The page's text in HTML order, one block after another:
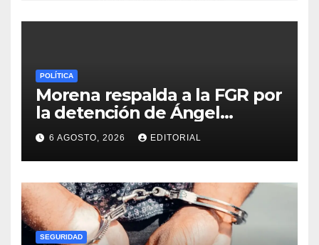
estatal
POLÍTICA
Morena respalda a la FGR por
la detención de Ángel
Aguirre, ligado al caso
Ayotzinapa
6 AGOSTO, 2026 EDITORIAL
SEGURIDAD